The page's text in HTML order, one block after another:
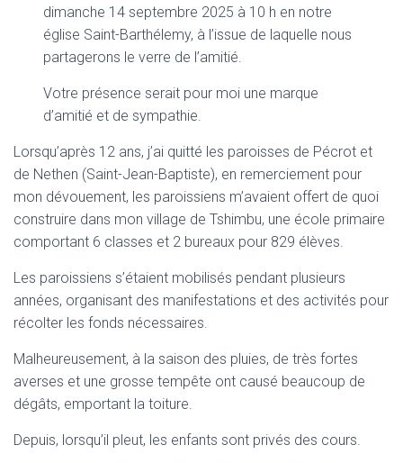
dimanche 14 septembre 2025 à 10 h en notre
église Saint-Barthélemy, à l’issue de laquelle nous
partagerons le verre de l’amitié.
Votre présence serait pour moi une marque
d’amitié et de sympathie.
Lorsqu’après 12 ans, j’ai quitté les paroisses de Pécrot et
de Nethen (Saint-Jean-Baptiste), en remerciement pour
mon dévouement, les paroissiens m’avaient offert de quoi
construire dans mon village de Tshimbu, une école primaire
comportant 6 classes et 2 bureaux pour 829 élèves.
Les paroissiens s’étaient mobilisés pendant plusieurs
années, organisant des manifestations et des activités pour
récolter les fonds nécessaires.
Malheureusement, à la saison des pluies, de très fortes
averses et une grosse tempête ont causé beaucoup de
dégâts, emportant la toiture.
Depuis, lorsqu’il pleut, les enfants sont privés des cours.